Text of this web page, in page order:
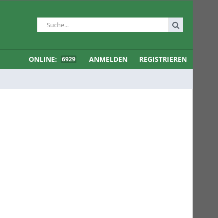
ONLINE: 6929 ANMELDEN REGISTRIEREN